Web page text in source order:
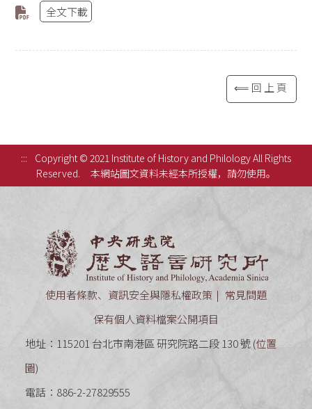
全文下載
⟸回上頁
:::
Copyright © 2021 Institute of History and Philology All Rights
Reserved.
本網站圖文資料未經本所授權，請勿使用。
使用者條款、資訊安全與隱私權政策
常見問題
保有個人資料檔案公開項目
地址：115201 台北市南港區 研究院路二段 130 號 (位置
圖)
電話：886-2-27829555